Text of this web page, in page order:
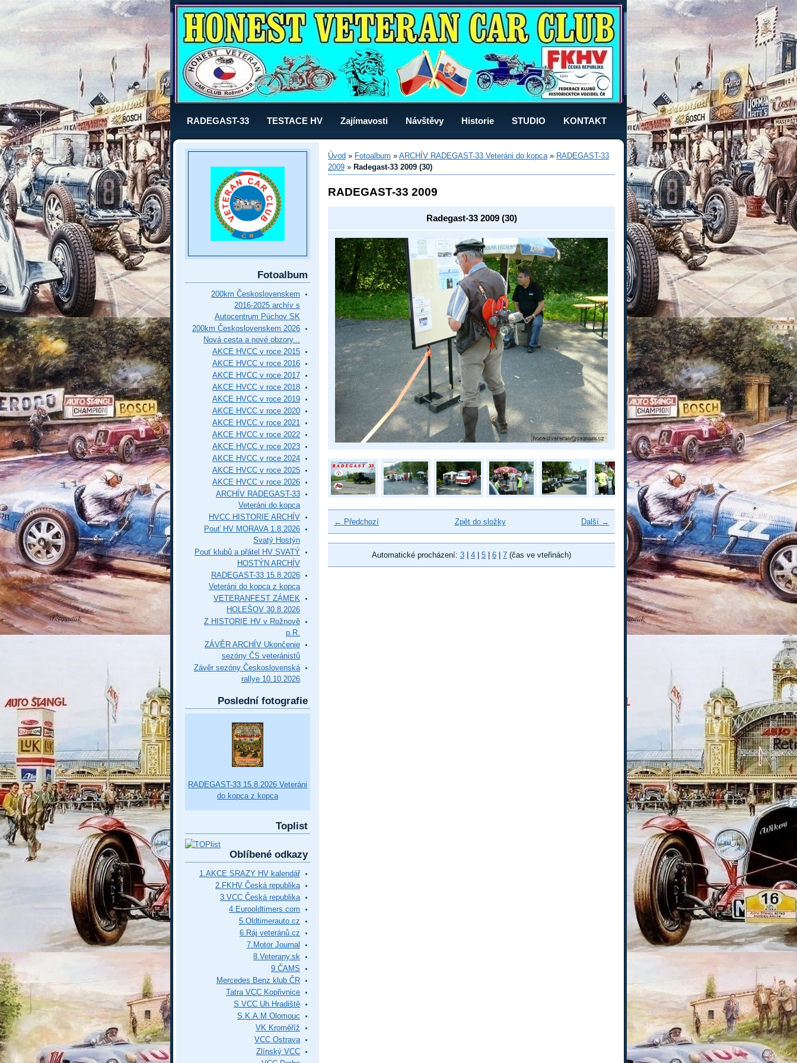
RADEGAST-33 TESTACE HV Zajímavosti Návštěvy Historie STUDIO KONTAKT
Úvod » Fotoalbum » ARCHÍV RADEGAST-33 Veteráni do kopca» RADEGAST-33
2009 » Radegast-33 2009 (30)
RADEGAST-33 2009
Radegast-33 2009 (30)
← Předchozí Další →
Zpět do složky
Automatické procházení: 3 4 5 6 7 (čas ve vteřinách)
Fotoalbum
200km Československem
2016-2025 archív s
Autocentrum Púchov SK
200km Československem 2026
Nová cesta a nové obzory...
AKCE HVCC v roce 2015
AKCE HVCC v roce 2016
AKCE HVCC v roce 2017
AKCE HVCC v roce 2018
AKCE HVCC v roce 2019
AKCE HVCC v roce 2020
AKCE HVCC v roce 2021
AKCE HVCC v roce 2022
AKCE HVCC v roce 2023
AKCE HVCC v roce 2024
AKCE HVCC v roce 2025
AKCE HVCC v roce 2026
ARCHÍV RADEGAST-33
Veteráni do kopca
HVCC HISTORIE ARCHÍV
Pouť HV MORAVA 1.8.2026
Svatý Hostýn
Pouť klubů a přátel HV SVATÝ
HOSTÝN ARCHÍV
RADEGAST-33 15.8.2026
Veteráni do kopca z kopca
VETERANFEST ZÁMEK
HOLEŠOV 30.8.2026
Z HISTORIE HV v Rožnově
p.R.
ZÁVĚR ARCHÍV Ukončenie
sezóny ČS veteránistů
Závěr sezóny Československá
rallye 10.10.2026
Poslední fotografie
RADEGAST-33 15.8.2026 Veteráni
do kopca z kopca
Toplist
Oblíbené odkazy
1.AKCE SRAZY HV kalendář
2.FKHV Česká republika
3.VCC Česká republika
4.Eurooldtimers.com
5.Oldtimerauto.cz
6.Ráj veteránů.cz
7.Motor Journal
8.Veterany.sk
9.ČAMS
Mercedes Benz klub ČR
Tatra VCC Kopřivnice
S.VCC Uh.Hradiště
S.K.A.M Olomouc
VK Kroměříž
VCC Ostrava
Zlínský VCC